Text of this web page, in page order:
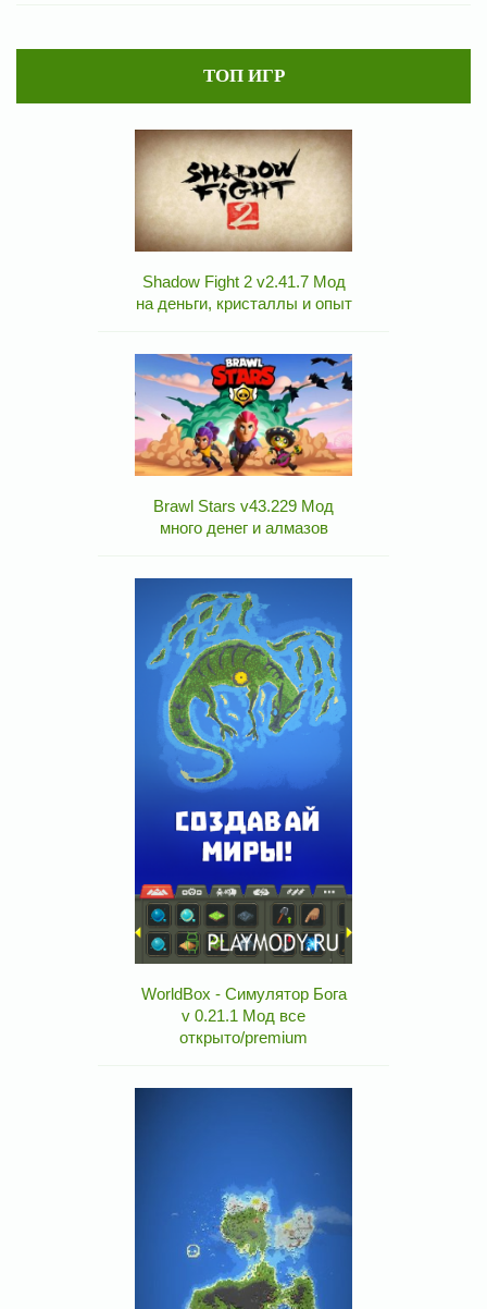
ТОП ИГР
Shadow Fight 2 v2.41.7 Мод
на деньги, кристаллы и опыт
Brawl Stars v43.229 Мод
много денег и алмазов
WorldBox - Симулятор Бога
v 0.21.1 Мод все
открыто/premium